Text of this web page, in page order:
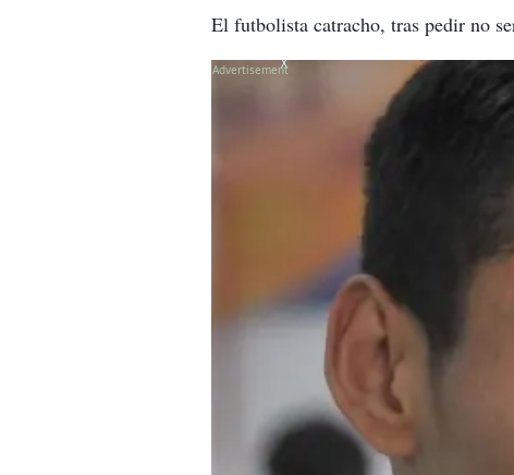
El futbolista catracho, tras pedir no
X